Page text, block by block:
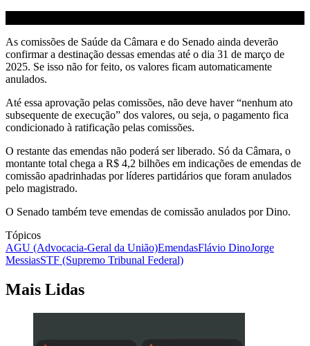
As comissões de Saúde da Câmara e do Senado ainda deverão
confirmar a destinação dessas emendas até o dia 31 de março de
2025. Se isso não for feito, os valores ficam automaticamente
anulados.
Até essa aprovação pelas comissões, não deve haver “nenhum ato
subsequente de execução” dos valores, ou seja, o pagamento fica
condicionado à ratificação pelas comissões.
O restante das emendas não poderá ser liberado. Só da Câmara, o
montante total chega a R$ 4,2 bilhões em indicações de emendas de
comissão apadrinhadas por líderes partidários que foram anulados
pelo magistrado.
O Senado também teve emendas de comissão anulados por Dino.
Tópicos
AGU (Advocacia-Geral da União)EmendasFlávio DinoJorge
MessiasSTF (Supremo Tribunal Federal)
Mais Lidas